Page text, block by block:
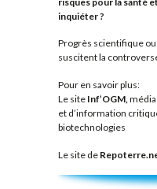
inquiéter ?
Progrès scientifique ou
suscitent la
Pour en savoir plus:
Le site Inf’OGM,
et d’information
biotechnologies
Le site de